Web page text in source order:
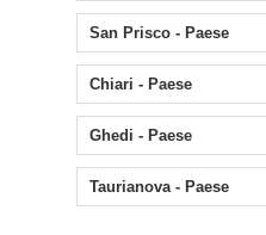
San Prisco - Paese
Chiari - Paese
Ghedi - Paese
Taurianova - Paese